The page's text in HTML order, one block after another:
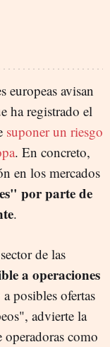
europeas avisan
ha registrado el
suponer un riesgo
. En concreto,
en los mercados
por parte de
.
de las
a operaciones
posibles ofertas
advierte la
como